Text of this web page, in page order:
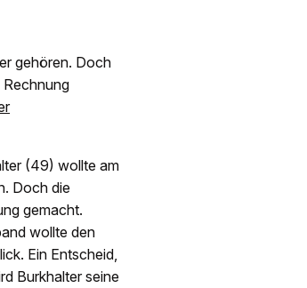
gehören. Doch
Rechnung
(49) wollte am
Doch die
gemacht.
wollte den
Ein Entscheid,
Burkhalter seine